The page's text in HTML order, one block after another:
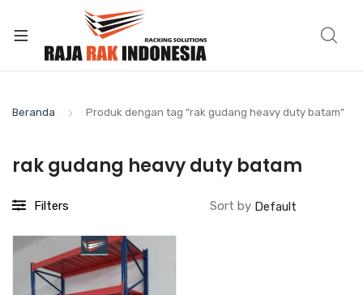
Beranda Produk dengan tag “rak gudang heavy duty batam”
rak gudang heavy duty batam
Filters Sort by